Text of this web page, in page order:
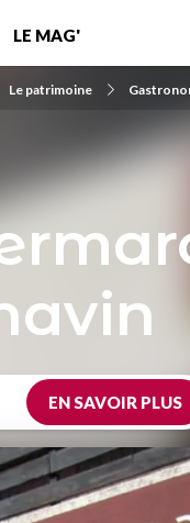
LE MAG'
Le patrimoine
EN SAVOIR PLUS